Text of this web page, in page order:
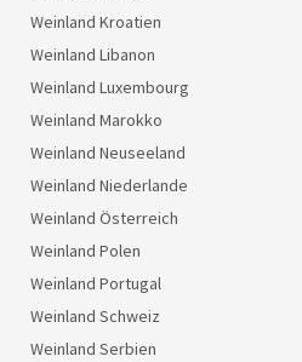
Weinland Kroatien
Weinland Libanon
Weinland Luxembourg
Weinland Marokko
Weinland Neuseeland
Weinland Niederlande
Weinland Österreich
Weinland Polen
Weinland Portugal
Weinland Schweiz
Weinland Serbien